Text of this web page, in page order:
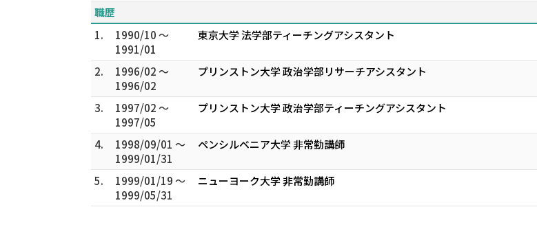
職歴
1.
1990/10 ～
1991/01
東京大学 法学部ティーチングアシスタント
2.
1996/02 ～
1996/02
プリンストン大学 政治学部リサーチアシスタント
3.
1997/02 ～
1997/05
プリンストン大学 政治学部ティーチングアシスタント
4.
1998/09/01 ～
1999/01/31
ペンシルベニア大学 非常勤講師
5.
1999/01/19 ～
1999/05/31
ニューヨーク大学 非常勤講師